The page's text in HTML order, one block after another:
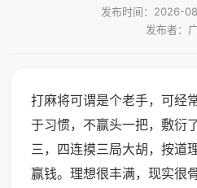
发布时间：2026-
发布者：
打麻将可谓是个老手，可经
于习惯，不赢头一把，敷衍
三，四连摸三局大胡，按道
赢钱。理想很丰满，现实很